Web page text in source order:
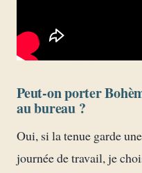
Peut-on porter
au bureau ?
Oui, si la tenue garde
journée de travail, je